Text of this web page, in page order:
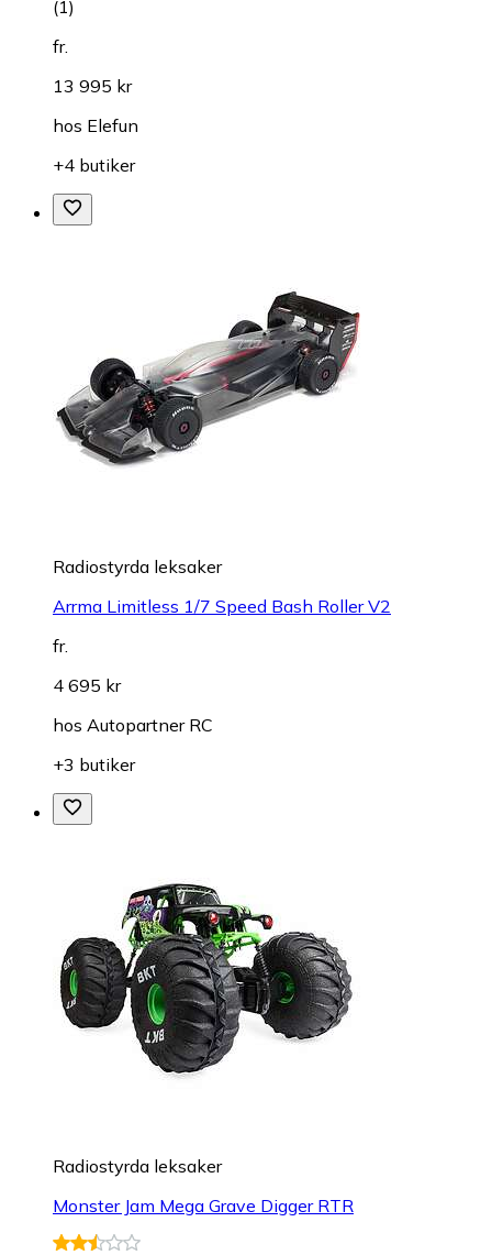
(1)
fr.
13 995 kr
hos Elefun
+4 butiker
Radiostyrda leksaker
Arrma Limitless 1/7 Speed Bash Roller V2
fr.
4 695 kr
hos Autopartner RC
+3 butiker
Radiostyrda leksaker
Monster Jam Mega Grave Digger RTR